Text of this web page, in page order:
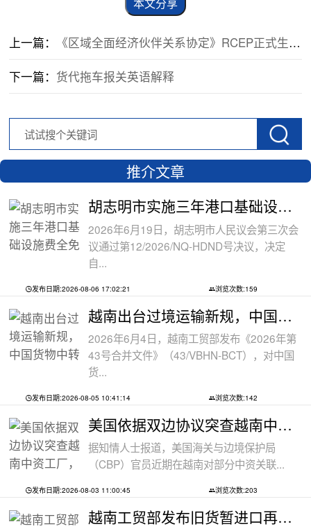
本文分享
上一篇： 《区域全面经济伙伴关系协定》RCEP正式生效！
下一篇： 货代拖车报关英语解释
推介文章
胡志明市实施三年港口基础设施费全免政
2026年6月19日，胡志明市人民议会第三次会
议通过第12/2026/NQ-HDND号决议，决定
自...
发布日期:2026-08-06 17:02:21 浏览次数:159
越南出台过境运输新规，中国货物中转通
2026年6月4日，越南工贸部发布《2026年第
43号合并文件》（43/VBHN-BCT），对中国
货...
发布日期:2026-08-05 10:41:14 浏览次数:142
美国依据双边协议突查越南中资工厂，三
据知情人士报道，美国海关与边境保护局
（CBP）官员近期在越南对部分中资关联...
发布日期:2026-08-03 11:00:45 浏览次数:203
越南工贸部发布旧货暂进口再出口新规：